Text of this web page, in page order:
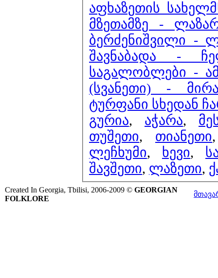
აფხაზეთის
მზეთამზე -
ბერძენიშვილი -
შავნაბადა -
საგალობლები -
(სვანეთი) -
ტურფანი სხედან
გურია, აჭარა,
თუშეთი, თიანეთი
ლეჩხუმი, ხევი,
შავშეთი, ლაზეთი,
Created In Georgia, Tbilisi, 2006-2009 © GEORGIAN
FOLKLORE